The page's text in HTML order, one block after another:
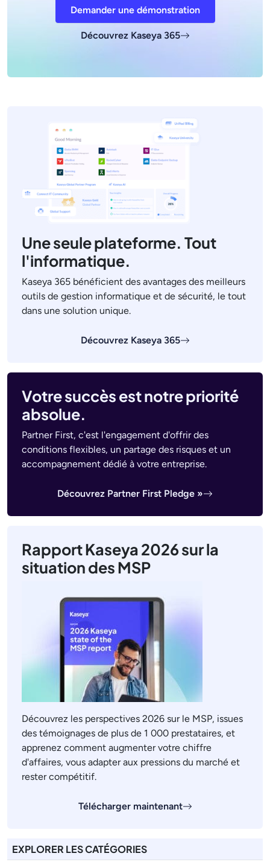
Demander une démonstration
Découvrez Kaseya 365
Une seule plateforme. Tout
l'informatique.
Kaseya 365 bénéficient des avantages des meilleurs
outils de gestion informatique et de sécurité, le tout
dans une solution unique.
Découvrez Kaseya 365
Votre succès est notre priorité
absolue.
Partner First, c'est l'engagement d'offrir des
conditions flexibles, un partage des risques et un
accompagnement dédié à votre entreprise.
Découvrez Partner First Pledge »
Rapport Kaseya 2026 sur la
situation des MSP
Découvrez les perspectives 2026 sur le MSP, issues
des témoignages de plus de 1 000 prestataires, et
apprenez comment augmenter votre chiffre
d'affaires, vous adapter aux pressions du marché et
rester compétitif.
Télécharger maintenant
EXPLORER LES CATÉGORIES